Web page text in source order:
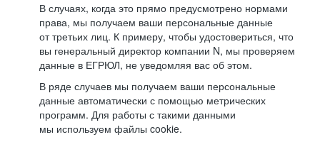
В случаях, когда это прямо предусмотрено нормами
права, мы получаем ваши персональные данные
от третьих лиц. К примеру, чтобы удостовериться, что
вы генеральный директор компании N, мы проверяем
данные в ЕГРЮЛ, не уведомляя вас об этом.
В ряде случаев мы получаем ваши персональные
данные автоматически с помощью метрических
программ. Для работы с такими данными
мы используем файлы cookie.